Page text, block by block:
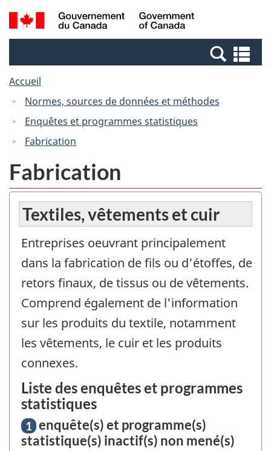
Passer
au
Passer
au
Passer
à
Canada
Recherche
et
et
Accueil
Normes, sources de données et méthodes
Enquêtes et programmes statistiques
Fabrication
Fabrication
Textiles, vêtements et cuir
Entreprises oeuvrant principalement
dans la fabrication de fils ou d'étoffes, de
retors finaux, de tissus ou de vêtements.
Comprend également de l'information
sur les produits du textile, notamment
les vêtements, le cuir et les produits
connexes.
Liste des enquêtes et programmes
statistiques
1 enquête(s) et programme(s)
statistique(s) inactif(s) non mené(s)